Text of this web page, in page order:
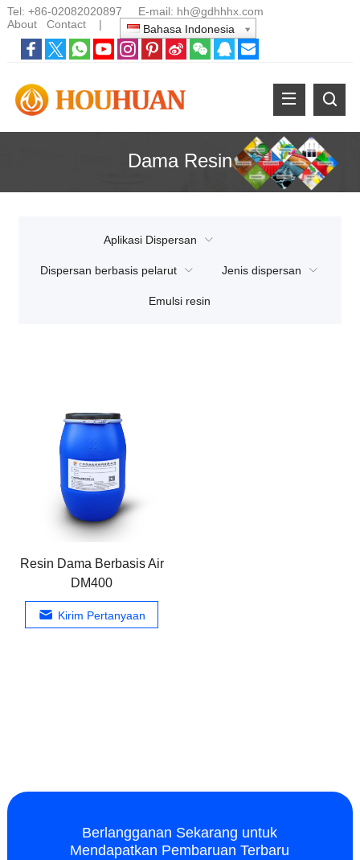
Tel: +86-02082020897 E-mail: hh@gdhhhx.com
About
Contact| Bahasa Indonesia
Dama Resin
Aplikasi Dispersan
Dispersan berbasis pelarut Jenis dispersan
Emulsi resin
Resin Dama Berbasis Air
DM400
Kirim Pertanyaan
Berlangganan Sekarang untuk
Mendapatkan Pembaruan Terbaru